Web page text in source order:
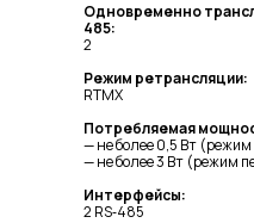
Одновременно
485:
2
Режим ретрансляции:
RTMX
Потребляемая
— не более 0,5 Вт
— не более 3 Вт (режим
Интерфейсы:
2 RS‑485